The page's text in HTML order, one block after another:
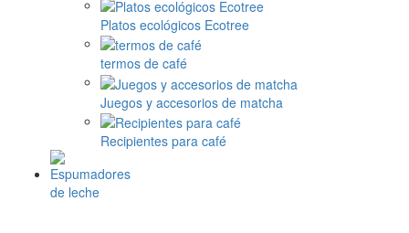
Platos ecológicos Ecotree
termos de café
Juegos y accesorios de matcha
Recipientes para café